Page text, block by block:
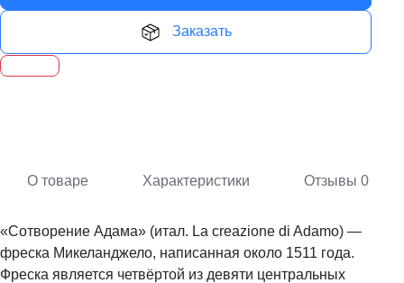
Заказать
О товаре Характеристики Отзывы 0
«Сотворение Адама» (итал. La creazione di Adamo) —
фреска Микеланджело, написанная около 1511 года.
Фреска является четвёртой из девяти центральных